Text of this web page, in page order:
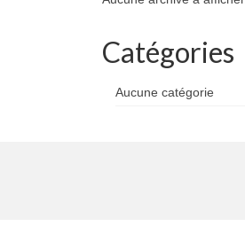
Catégories
Aucune catégorie